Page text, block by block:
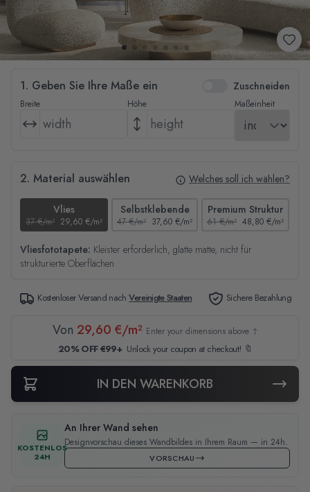
1. Geben Sie Ihre Maße ein Zuschneiden
Breite Höhe Maßeinheit
2. Material auswählen Welches soll ich wählen?
Vlies
37 €/m² 29,60 €/m²
Selbstklebende
47 €/m² 37,60 €/m²
Premium Struktur
61 €/m² 48,80 €/m²
Vliesfototapete: Kleister erforderlich, glatte matte, nicht für
strukturierte Oberflächen
Kostenloser Versand nachVereinigte Staaten Sichere Bezahlung
Von 29,60 €/m² Enter your dimensions above ↑
20% OFF €99+ Unlock your coupon at checkout! 🔖
IN DEN WARENKORB
KOSTENLOS
24H
An Ihrer Wand sehen
Designvorschau dieses Wandbildes in Ihrem Raum — in 24h.
VORSCHAU